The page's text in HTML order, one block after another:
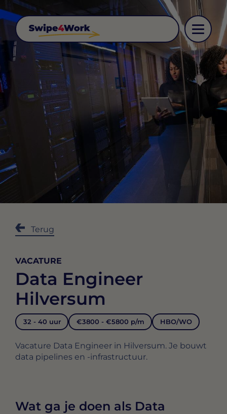
Terug
VACATURE
Data Engineer
Hilversum
32 - 40 uur €3800 - €5800 p/m HBO/WO
Vacature Data Engineer in Hilversum. Je bouwt
data pipelines en -infrastructuur.
Wat ga je doen als Data